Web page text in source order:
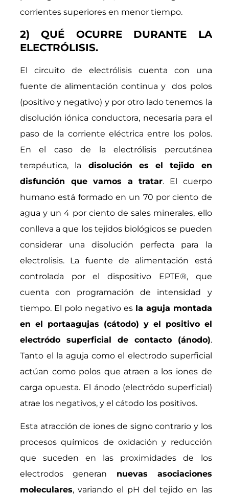
corrientes superiores en menor tiempo.
2) QUÉ OCURRE DURANTE LA
ELECTRÓLISIS.
El circuito de electrólisis cuenta con una
fuente de alimentación continua y dos polos
(positivo y negativo) y por otro lado tenemos la
disolución iónica conductora, necesaria para el
paso de la corriente eléctrica entre los polos.
En el caso de la electrólisis percutánea
terapéutica, la disolución es el tejido en
disfunción que vamos a tratar. El cuerpo
humano está formado en un 70 por ciento de
agua y un 4 por ciento de sales minerales, ello
conlleva a que los tejidos biológicos se pueden
considerar una disolución perfecta para la
electrolisis. La fuente de alimentación está
controlada por el dispositivo EPTE®, que
cuenta con programación de intensidad y
tiempo. El polo negativo es la aguja montada
en el portaagujas (cátodo) y el positivo el
electródo superficial de contacto (ánodo).
Tanto el la aguja como el electrodo superficial
actúan como polos que atraen a los iones de
carga opuesta. El ánodo (electródo superficial)
atrae los negativos, y el cátodo los positivos.
Esta atracción de iones de signo contrario y los
procesos químicos de oxidación y reducción
que suceden en las proximidades de los
electrodos generan nuevas asociaciones
moleculares, variando el pH del tejido en las